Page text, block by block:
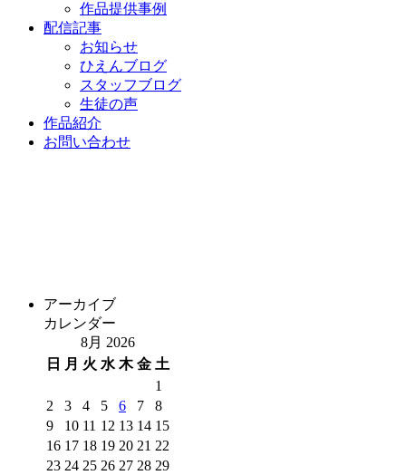
作品提供事例
配信記事
お知らせ
ひえんブログ
スタッフブログ
生徒の声
作品紹介
お問い合わせ
アーカイブ
カレンダー
8月 2026
日
月 火 水 木 金 土
1
2
3 4 5 6 7
8
9
10 11 12 13 14 15
16 17 18 19 20 21 22
23 24 25 26 27 28 29